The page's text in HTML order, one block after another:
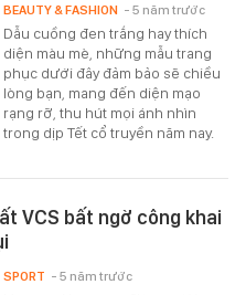
Dẫu cuồng đen trắng hay thích
diện màu mè, những mẫu trang
phục dưới đây đảm bảo sẽ chiều
lòng bạn, mang đến diện mạo
rạng rỡ, thu hút mọi ánh nhìn
trong dịp Tết cổ truyền năm nay.
BEAUTY & FASHION - 5 năm trước
VCS bất ngờ công khai
SPORT - 5 năm trước